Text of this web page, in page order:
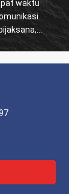
waktu
yang baik,